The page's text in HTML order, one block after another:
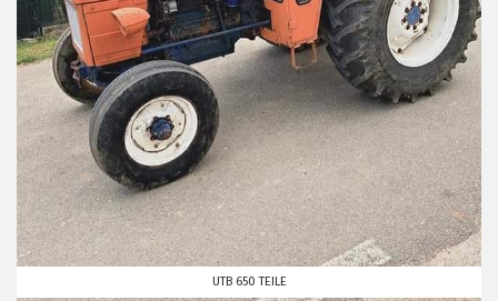
UTB 650 TEILE